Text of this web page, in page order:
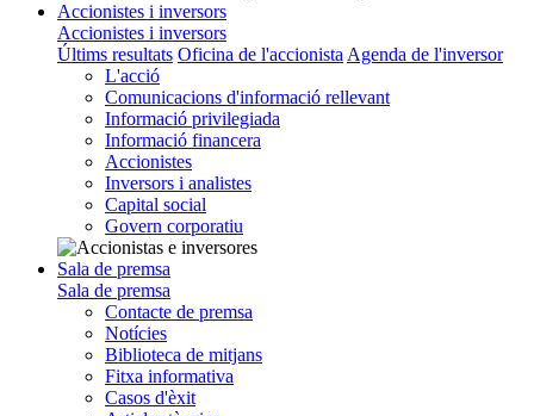
Accionistes i inversors
Accionistes i inversors
Últims resultats Oficina de l'accionista Agenda de l'inversor
L'acció
Comunicacions d'informació rellevant
Informació privilegiada
Informació financera
Accionistes
Inversors i analistes
Capital social
Govern corporatiu
Sala de premsa
Sala de premsa
Contacte de premsa
Notícies
Biblioteca de mitjans
Fitxa informativa
Casos d'èxit